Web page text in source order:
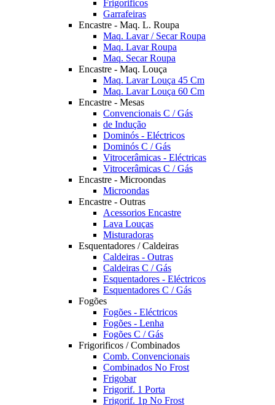
Frigorificos
Garrafeiras
Encastre - Maq. L. Roupa
Maq. Lavar / Secar Roupa
Maq. Lavar Roupa
Maq. Secar Roupa
Encastre - Maq. Louça
Maq. Lavar Louça 45 Cm
Maq. Lavar Louça 60 Cm
Encastre - Mesas
Convencionais C / Gás
de Indução
Dominós - Eléctricos
Dominós C / Gás
Vitrocerâmicas - Eléctricas
Vitrocerâmicas C / Gás
Encastre - Microondas
Microondas
Encastre - Outras
Acessorios Encastre
Lava Louças
Misturadoras
Esquentadores / Caldeiras
Caldeiras - Outras
Caldeiras C / Gás
Esquentadores - Eléctricos
Esquentadores C / Gás
Fogões
Fogões - Eléctricos
Fogões - Lenha
Fogões C / Gás
Frigorificos / Combinados
Comb. Convencionais
Combinados No Frost
Frigobar
Frigorif. 1 Porta
Frigorif. 1p No Frost